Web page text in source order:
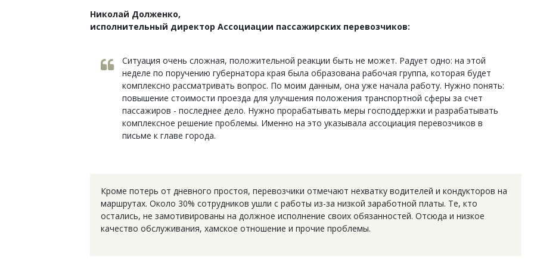
Николай Долженко,
исполнительный директор Ассоциации пассажирских перевозчиков:
Ситуация очень сложная, положительной реакции быть не может. Радует одно: на этой
неделе по поручению губернатора края была образована рабочая группа, которая будет
комплексно рассматривать вопрос. По моим данным, она уже начала работу. Нужно понять:
повышение стоимости проезда для улучшения положения транспортной сферы за счет
пассажиров - последнее дело. Нужно прорабатывать меры господдержки и разрабатывать
комплексное решение проблемы. Именно на это указывала ассоциация перевозчиков в
письме к главе города.
Кроме потерь от дневного простоя, перевозчики отмечают нехватку водителей и кондукторов на
маршрутах. Около 30% сотрудников ушли с работы из-за низкой заработной платы. Те, кто
остались, не замотивированы на должное исполнение своих обязанностей. Отсюда и низкое
качество обслуживания, хамское отношение и прочие проблемы.